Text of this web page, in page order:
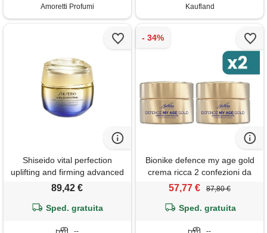
Amoretti Profumi
Kaufland
Shiseido vital perfection
uplifting and firming advanced
cream soft crema per il viso
89,42 €
Sped. gratuita
Bionike defence my age gold
crema ricca 2 confezioni da
50ml
57,77 € 87,80 €
Sped. gratuita